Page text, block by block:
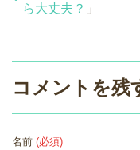
ら大丈夫？ 」
コメントを残
名前 (必須)